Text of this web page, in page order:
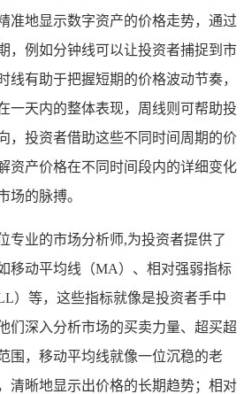
准地显示数字资产的价格走势，通过
，例如分钟线可以让投资者捕捉到市
线有助于把握短期的价格波动节奏，
一天内的整体表现，周线则可帮助投
，投资者借助这些不同时间周期的价
资产价格在不同时间段内的详细变化
场的脉搏。
专业的市场分析师,为投资者提供了
移动平均线（MA）、相对强弱指标
）等，这些指标就像是投资者手中
们深入分析市场的买卖力量、超买超
围，移动平均线就像一位沉稳的老
清晰地显示出价格的长期趋势；相对